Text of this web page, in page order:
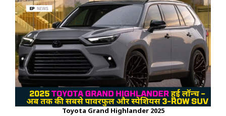
Toyota Grand Highlander 2025